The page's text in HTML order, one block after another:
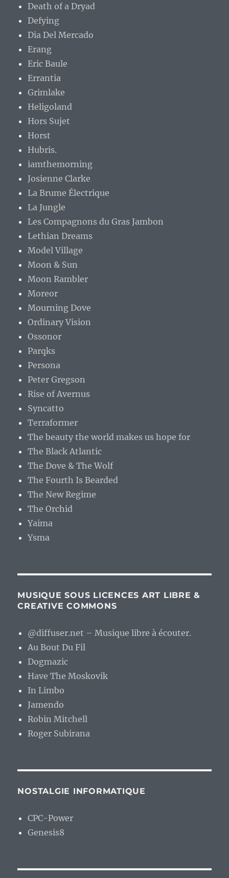
Death of a Dryad
Defying
Dia Del Mercado
Erang
Eric Baule
Errantia
Grimlake
Heligoland
Hors Sujet
Horst
Hubris.
iamthemorning
Josienne Clarke
La Brume Électrique
La Jungle
Les Compagnons du Gras Jambon
Lethian Dreams
Model Village
Moon & Sun
Moon Rambler
Moreor
Mourning Dove
Ordinary Vision
Ossonor
Parqks
Persona
Peter Gregson
Rise of Avernus
Syncatto
Terraformer
The beauty the world makes us hope for
The Black Atlantic
The Dove & The Wolf
The Fourth Is Bearded
The New Regime
The Orchid
Yaima
Ysma
MUSIQUE SOUS LICENCES ART LIBRE &
CREATIVE COMMONS
@diffuser.net – Musique libre à écouter.
Au Bout Du Fil
Dogmazic
Have The Moskovik
In Limbo
Jamendo
Robin Mitchell
Roger Subirana
NOSTALGIE INFORMATIQUE
CPC-Power
Genesis8